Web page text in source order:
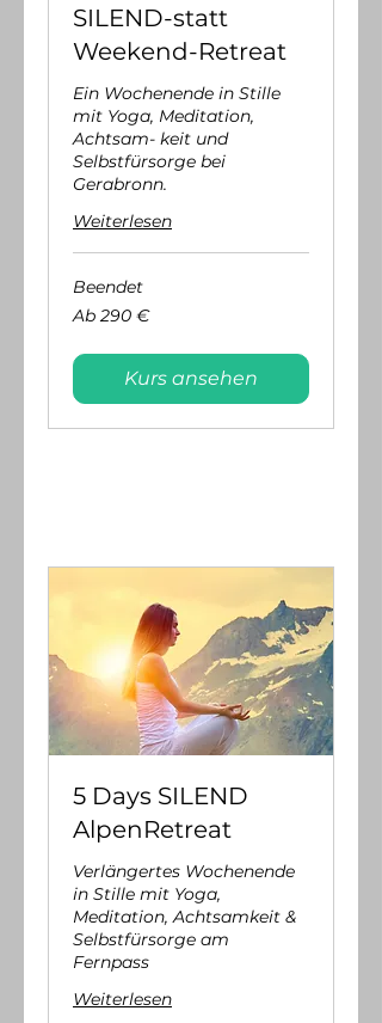
SILEND-statt
Weekend-Retreat
Ein Wochenende in Stille
mit Yoga, Meditation,
Achtsam- keit und
Selbstfürsorge bei
Gerabronn.
Weiterlesen
Beendet
Ab
290
Ab 290 €
Kurs ansehen
5 Days SILEND
AlpenRetreat
Verlängertes Wochenende
in Stille mit Yoga,
Meditation, Achtsamkeit &
Selbstfürsorge am
Fernpass
Weiterlesen